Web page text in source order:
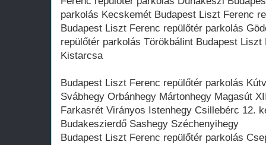
parkolás Kecskemét Budapest Liszt Ferenc
Budapest Liszt Ferenc repülőtér parkolás
repülőtér parkolás Törökbálint Budapest
Kistarcsa
Budapest Liszt Ferenc repülőtér parkolás
Svábhegy Orbánhegy Mártonhegy Magasút
Farkasrét Virányos Istenhegy Csillebérc 12.
Budakeszierdő Sashegy Széchenyihegy
Budapest Liszt Ferenc repülőtér parkolás